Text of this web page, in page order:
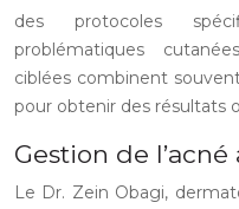
des protocoles
problématiques
ciblées combinent
pour obtenir des résultats
Gestion de
Le Dr. Zein Obagi,